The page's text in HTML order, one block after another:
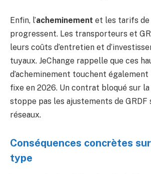
Enfin, l’acheminement et les tarifs de
progressent. Les transporteurs et
leurs coûts d’entretien et
tuyaux. JeChange rappelle que ces
d’acheminement touchent
fixe en 2026. Un contrat bloqué sur
stoppe pas les ajustements de
réseaux.
Conséquences concrètes
type